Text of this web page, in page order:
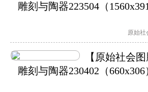
雕刻与陶器223504（1560x391
原始社
【原始社会
雕刻与陶器230402（660x306